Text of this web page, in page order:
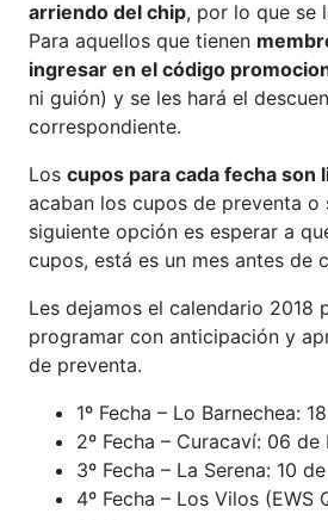
arriendo del chip, por lo que se
Para aquellos que tienen
ingresar en el código
ni guión) y se les hará el
correspondiente.
Los cupos para cada fecha
acaban los cupos de preventa o
siguiente opción es esperar a
cupos, está es un mes antes de
Les dejamos el calendario 2018
programar con anticipación y
de preventa.
1º Fecha – Lo Barnechea:
2º Fecha – Curacaví: 06 de
3º Fecha – La Serena: 10
4º Fecha – Los Vilos (EWS